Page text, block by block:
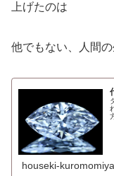
上げたのは
他でもない、人間
houseki-